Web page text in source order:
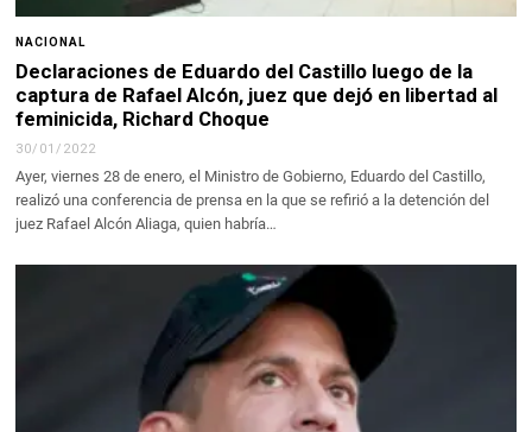
NACIONAL
Declaraciones de Eduardo del Castillo luego de la
captura de Rafael Alcón, juez que dejó en libertad al
feminicida, Richard Choque
30/01/2022
Ayer, viernes 28 de enero, el Ministro de Gobierno, Eduardo del Castillo,
realizó una conferencia de prensa en la que se refirió a la detención del
juez Rafael Alcón Aliaga, quien habría…